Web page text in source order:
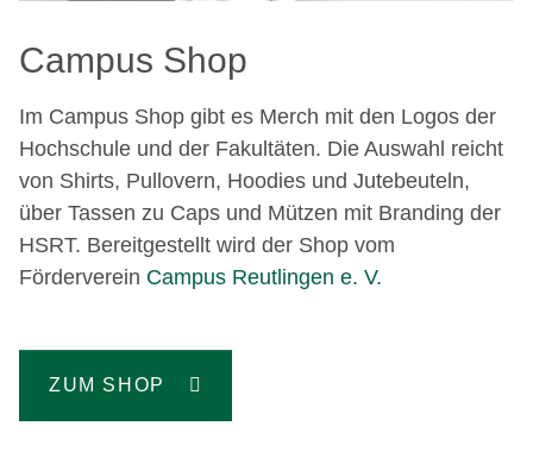
Campus Shop
Im Campus Shop gibt es Merch mit den Logos der
Hochschule und der Fakultäten. Die Auswahl reicht
von Shirts, Pullovern, Hoodies und Jutebeuteln,
über Tassen zu Caps und Mützen mit Branding der
HSRT. Bereitgestellt wird der Shop vom
Förderverein Campus Reutlingen e. V.
ZUM SHOP